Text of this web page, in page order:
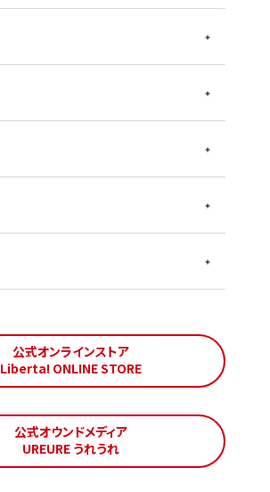
公式オンラインストア
Liberta! ONLINE STORE
公式オウンドメディア
UREURE うれうれ